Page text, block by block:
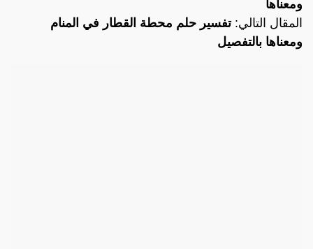
ومعناها
المقال التالي:تفسير حلم محطة القطار في المنام
ومعناها بالتفصيل